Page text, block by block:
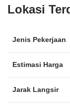
Lokasi
Jenis Pekerjaan
Estimasi Harga
Jarak Langsir